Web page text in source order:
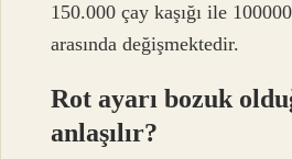
150.000 çay kaşığı ile
arasında değişmektedir.
Rot ayarı bozuk
anlaşılır?